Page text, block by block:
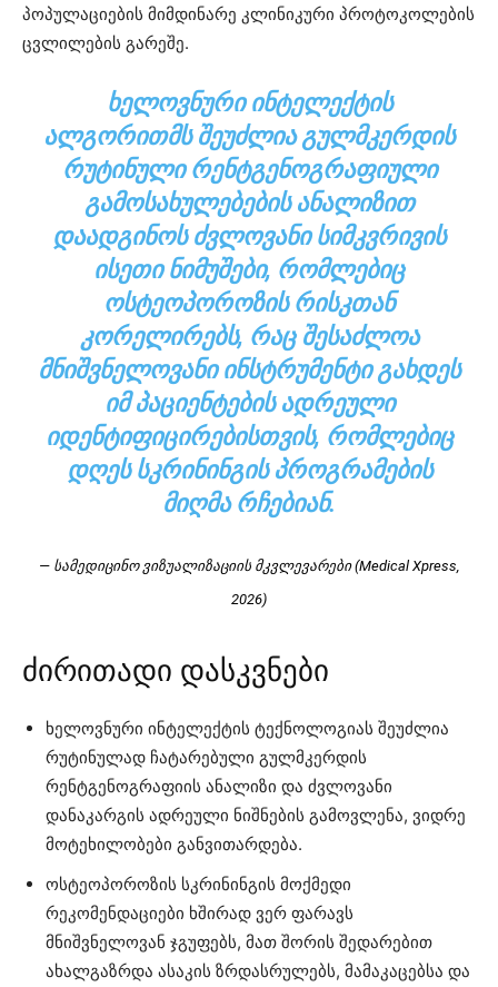
პოპულაციების მიმდინარე კლინიკური პროტოკოლების
ცვლილების გარეშე.
ᲮᲔᲚᲝᲕᲜᲣᲠᲘ ᲘᲜᲢᲔᲚᲔᲥᲢᲘᲡ
ᲐᲚᲒᲝᲠᲘᲗᲛᲡ ᲨᲔᲣᲫᲚᲘᲐ ᲒᲣᲚᲛᲙᲔᲠᲓᲘᲡ
ᲠᲣᲢᲘᲜᲣᲚᲘ ᲠᲔᲜᲢᲒᲔᲜᲝᲒᲠᲐᲤᲘᲣᲚᲘ
ᲒᲐᲛᲝᲡᲐᲮᲣᲚᲔᲑᲔᲑᲘᲡ ᲐᲜᲐᲚᲘᲖᲘᲗ
ᲓᲐᲐᲓᲒᲘᲜᲝᲡ ᲫᲕᲚᲝᲕᲐᲜᲘ ᲡᲘᲛᲙᲕᲠᲘᲕᲘᲡ
ᲘᲡᲔᲗᲘ ᲜᲘᲛᲣᲨᲔᲑᲘ, ᲠᲝᲛᲚᲔᲑᲘᲪ
ᲝᲡᲢᲔᲝᲞᲝᲠᲝᲖᲘᲡ ᲠᲘᲡᲙᲗᲐᲜ
ᲙᲝᲠᲔᲚᲘᲠᲔᲑᲡ, ᲠᲐᲪ ᲨᲔᲡᲐᲫᲚᲝᲐ
ᲛᲜᲘᲨᲕᲜᲔᲚᲝᲕᲐᲜᲘ ᲘᲜᲡᲢᲠᲣᲛᲔᲜᲢᲘ ᲒᲐᲮᲓᲔᲡ
ᲘᲛ ᲞᲐᲪᲘᲔᲜᲢᲔᲑᲘᲡ ᲐᲓᲠᲔᲣᲚᲘ
ᲘᲓᲔᲜᲢᲘᲤᲘᲪᲘᲠᲔᲑᲘᲡᲗᲕᲘᲡ, ᲠᲝᲛᲚᲔᲑᲘᲪ
ᲓᲦᲔᲡ ᲡᲙᲠᲘᲜᲘᲜᲒᲘᲡ ᲞᲠᲝᲒᲠᲐᲛᲔᲑᲘᲡ
ᲛᲘᲦᲛᲐ ᲠᲩᲔᲑᲘᲐᲜ.
— სამედიცინო ვიზუალიზაციის მკვლევარები (Medical Xpress,
2026)
ძირითადი დასკვნები
ხელოვნური ინტელექტის ტექნოლოგიას შეუძლია
რუტინულად ჩატარებული გულმკერდის
რენტგენოგრაფიის ანალიზი და ძვლოვანი
დანაკარგის ადრეული ნიშნების გამოვლენა, ვიდრე
მოტეხილობები განვითარდება.
ოსტეოპოროზის სკრინინგის მოქმედი
რეკომენდაციები ხშირად ვერ ფარავს
მნიშვნელოვან ჯგუფებს, მათ შორის შედარებით
ახალგაზრდა ასაკის ზრდასრულებს, მამაკაცებსა და